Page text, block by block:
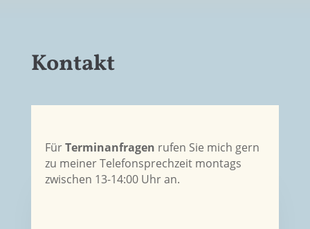
Kontakt
FürTerminanfragen rufen Sie mich gern
zu meiner Telefonsprechzeit montags
zwischen 13-14:00 Uhr an.